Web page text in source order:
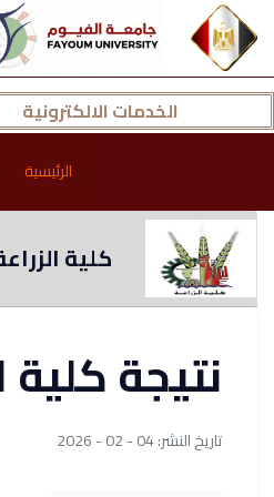
الخدمات الالكترونية
الرئيسية
كلية
نتيجة
تاريخ النشر: 04 - 02 - 2026